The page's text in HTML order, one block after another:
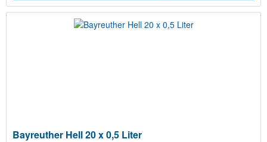
Bayreuther Hell 20 x 0,5 Liter